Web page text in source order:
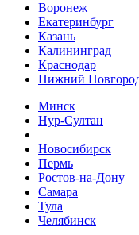
Воронеж
Екатеринбург
Казань
Калининград
Краснодар
Нижний
Минск
Нур-Султан
Новосибирск
Пермь
Ростов-на-Дону
Самара
Тула
Челябинск